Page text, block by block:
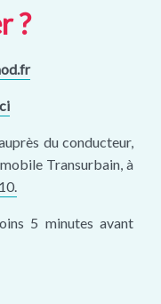
?
du conducteur,
mobile Transurbain, à
5 minutes avant